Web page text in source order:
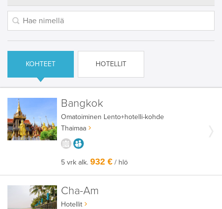
KOHTEET HOTELLIT
Bangkok
Omatoiminen Lento+hotelli-kohde
Thaimaa
KAUPUNGISTA KOKEMUKSIA
5 vrk alk.932 € / hlö
Cha-Am
Hotellit